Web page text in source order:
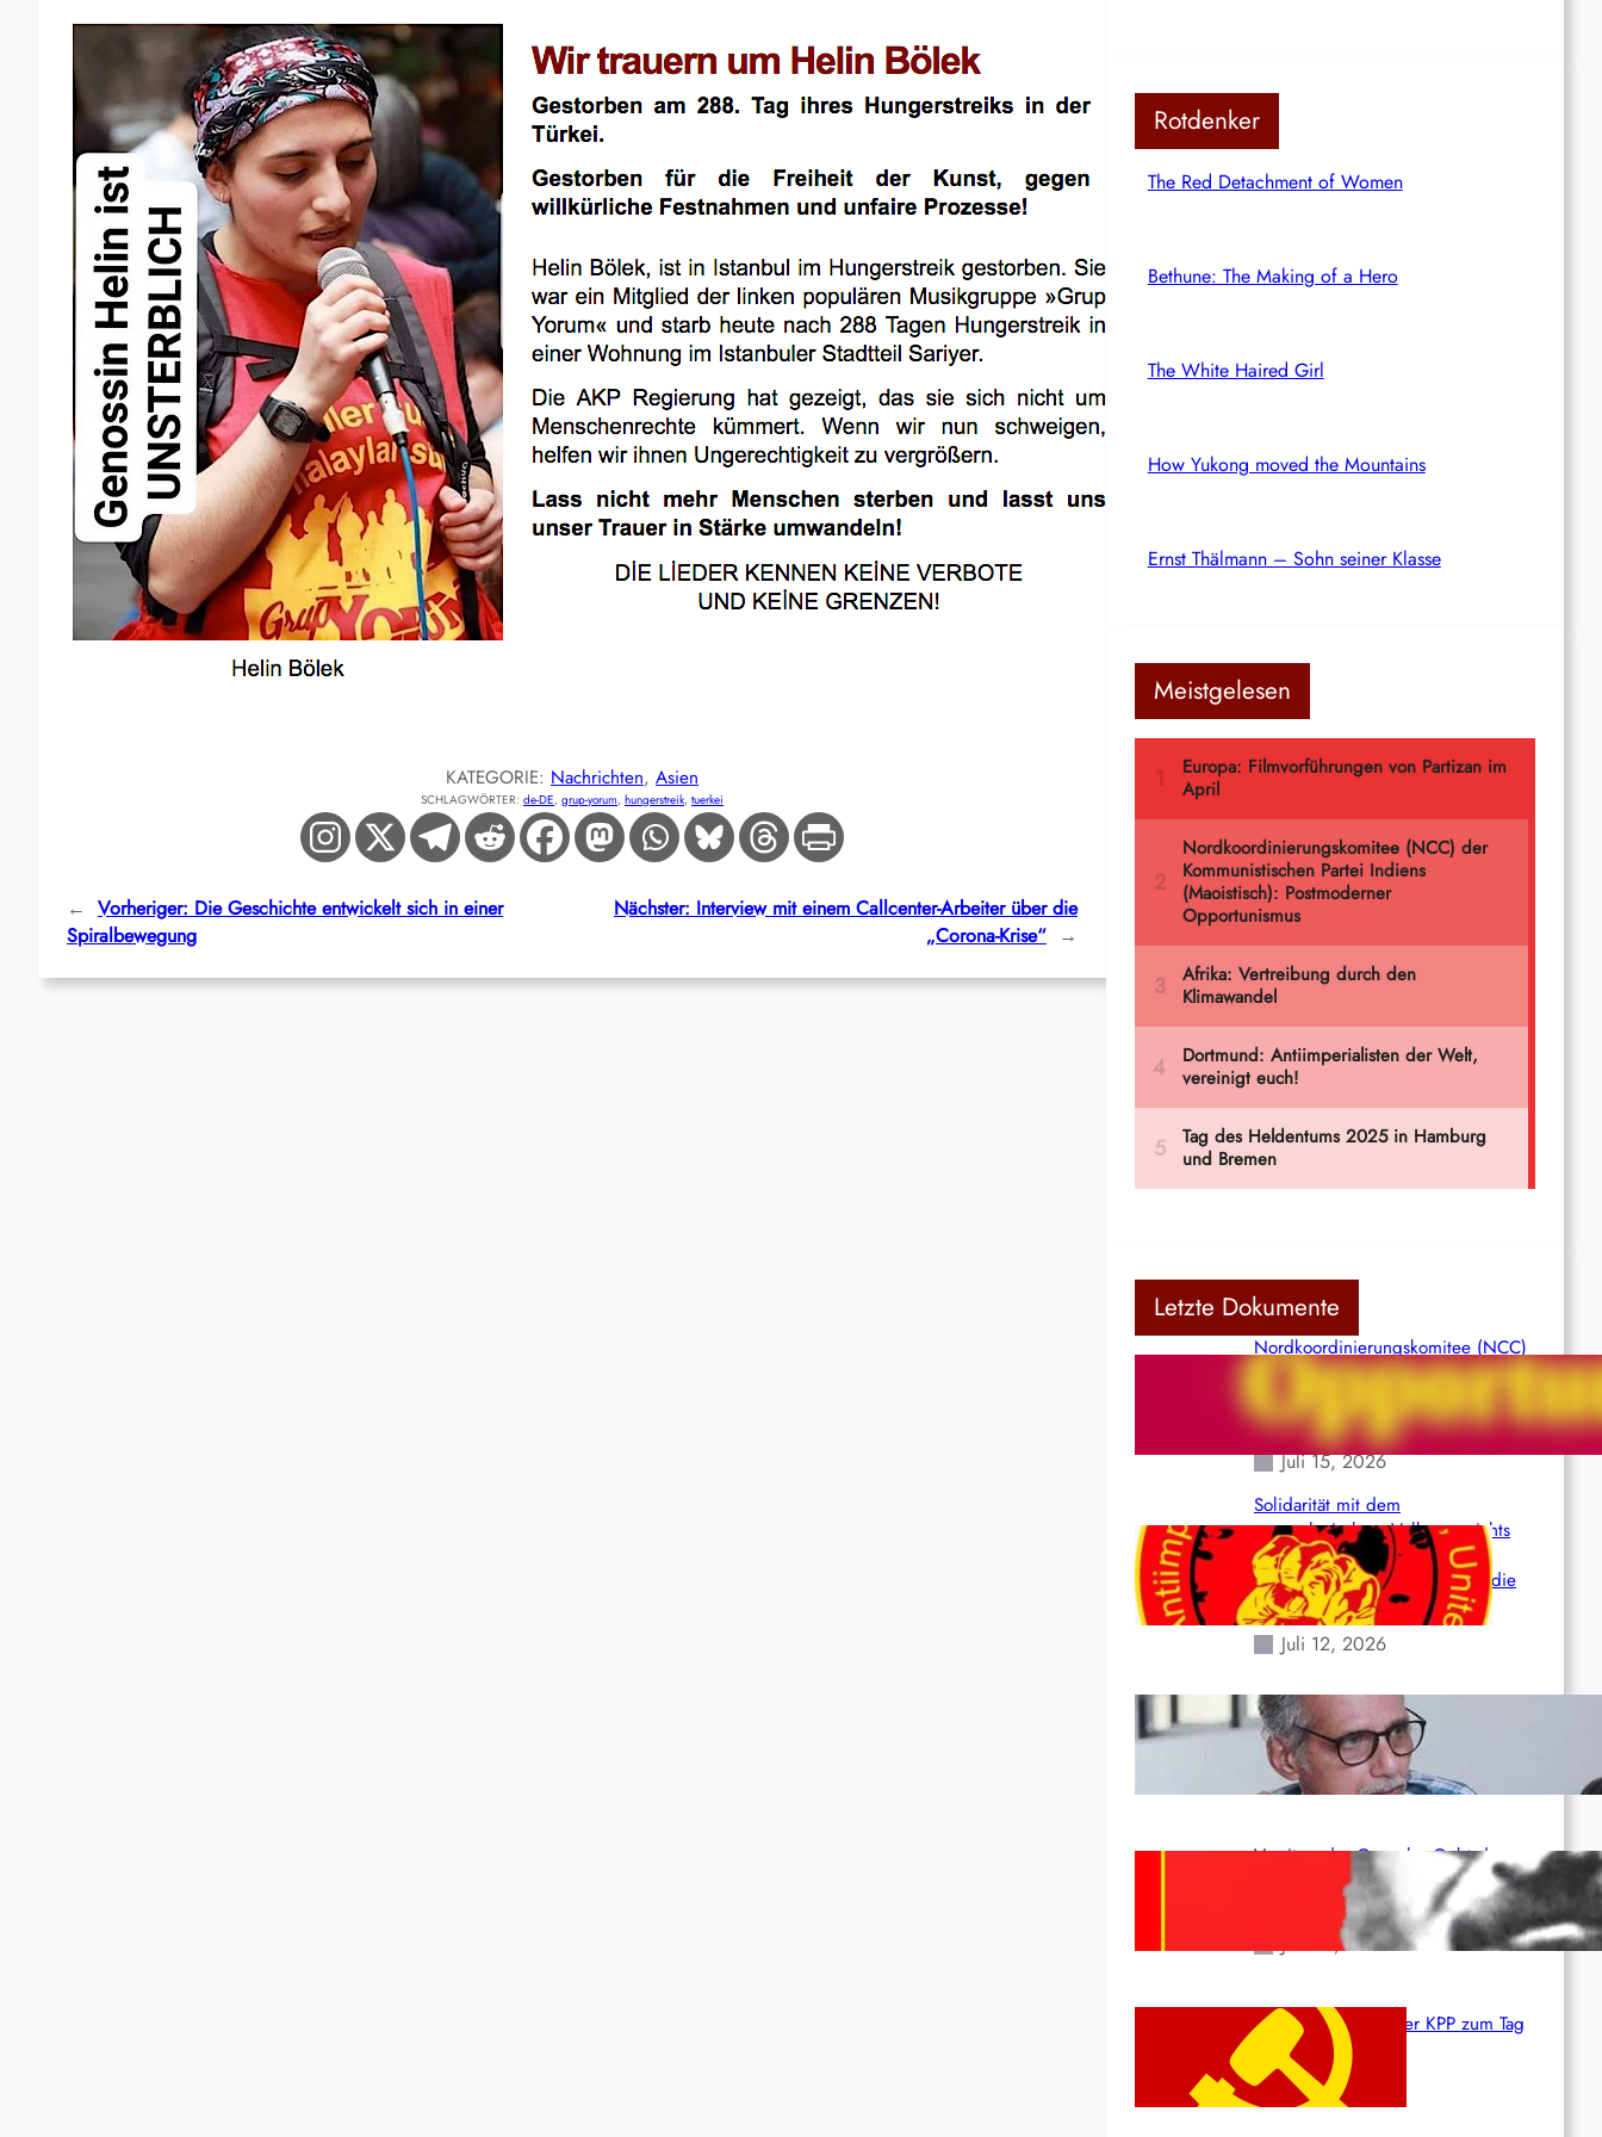
KATEGORIE: Nachrichten, Asien
SCHLAGWÖRTER: de-DE, grup-yorum, hungerstreik, tuerkei
← Vorheriger: Die Geschichte entwickelt sich in einer
Spiralbewegung
Nächster: Interview mit einem Callcenter-Arbeiter über die
„Corona-Krise“ →
Rotdenker
The Red Detachment of Women
Bethune: The Making of a Hero
The White Haired Girl
How Yukong moved the Mountains
Ernst Thälmann – Sohn seiner Klasse
Meistgelesen
Letzte Dokumente
Nordkoordinierungskomitee (NCC)
der Kommunistischen Partei Indiens
(Maoistisch): Postmoderner
Opportunismus
Juli 15, 2026
Solidarität mit dem
venezolanischem Volk angesichts
der verlorenen Leben und der
katastrophalen Situation durch die
Erdbeben des 24. Juni!
Juli 12, 2026
Indien: „Die Politik der
Kapitulation“ von K. Murali (Ajith)
Juli 1, 2026
Vorsitzender Gonzalo: Gebt das
Leben für die Partei und die
Juni 19, 2026
Beschluss des ZK der KPP zum Tag
des Heldentums
Juni 19, 2026